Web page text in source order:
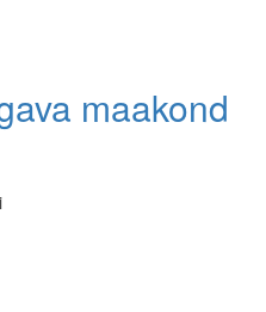
maakond